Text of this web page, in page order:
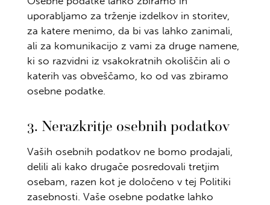
uporabljamo za trženje izdelkov in storitev,
za katere menimo, da bi vas lahko zanimali,
ali za komunikacijo z vami za druge namene,
ki so razvidni iz vsakokratnih okoliščin ali o
katerih vas obveščamo, ko od vas zbiramo
osebne podatke.
3. Nerazkritje osebnih podatkov
Vaših osebnih podatkov ne bomo prodajali,
delili ali kako drugače posredovali tretjim
osebam, razen kot je določeno v tej Politiki
zasebnosti. Vaše osebne podatke lahko